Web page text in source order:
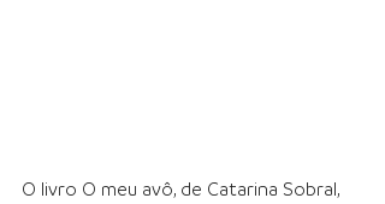
O livro O meu avô, de Catarina Sobral,